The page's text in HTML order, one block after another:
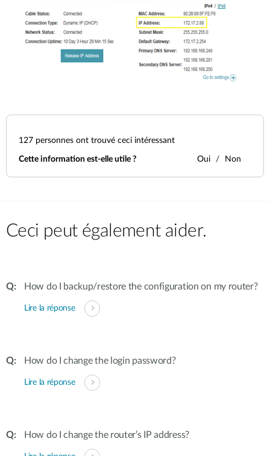
127 personnes ont trouvé ceci intéressant
Cette information est-elle utile ? Oui Non
Ceci peut également aider.
How do I backup/restore the configuration on my router?
Lire la réponse
How do I change the login password?
Lire la réponse
How do I change the router’s IP address?